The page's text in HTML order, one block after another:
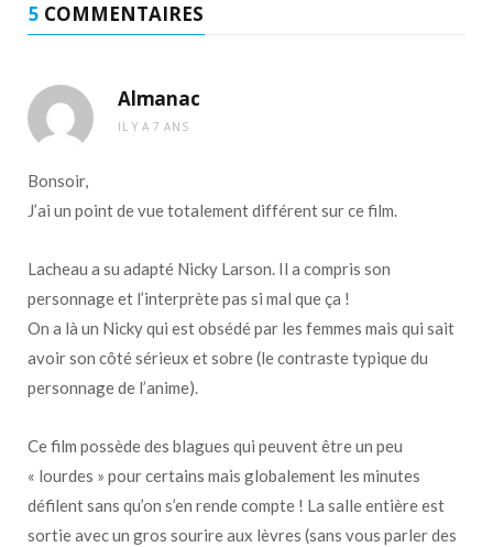
5 COMMENTAIRES
Almanac
IL Y A 7 ANS
Bonsoir,
J’ai un point de vue totalement différent sur ce film.
Lacheau a su adapté Nicky Larson. Il a compris son
personnage et l’interprète pas si mal que ça !
On a là un Nicky qui est obsédé par les femmes mais qui sait
avoir son côté sérieux et sobre (le contraste typique du
personnage de l’anime).
Ce film possède des blagues qui peuvent être un peu
« lourdes » pour certains mais globalement les minutes
défilent sans qu’on s’en rende compte ! La salle entière est
sortie avec un gros sourire aux lèvres (sans vous parler des